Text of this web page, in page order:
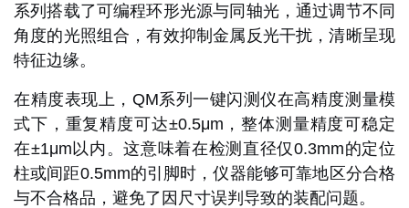
系列搭载了可编程环形光源与同轴光，通过调节不同
角度的光照组合，有效抑制金属反光干扰，清晰呈现
特征边缘。
在精度表现上，QM系列一键闪测仪在高精度测量模
式下，重复精度可达±0.5μm ，整体测量精度可稳定
在±1μm以内。这意味着在检测直径仅0.3mm的定位
柱或间距0.5mm的引脚时，仪器能够可靠地区分合格
与不合格品，避免了因尺寸误判导致的装配问题。